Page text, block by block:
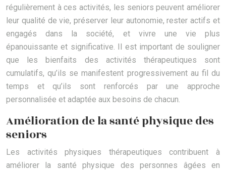
régulièrement à ces activités, les seniors peuvent améliorer
leur qualité de vie, préserver leur autonomie, rester actifs et
engagés dans la société, et vivre une vie plus
épanouissante et significative. Il est important de souligner
que les bienfaits des activités thérapeutiques sont
cumulatifs, qu’ils se manifestent progressivement au fil du
temps et qu’ils sont renforcés par une approche
personnalisée et adaptée aux besoins de chacun.
Amélioration de la santé physique des
seniors
Les activités physiques thérapeutiques contribuent à
améliorer la santé physique des personnes âgées en